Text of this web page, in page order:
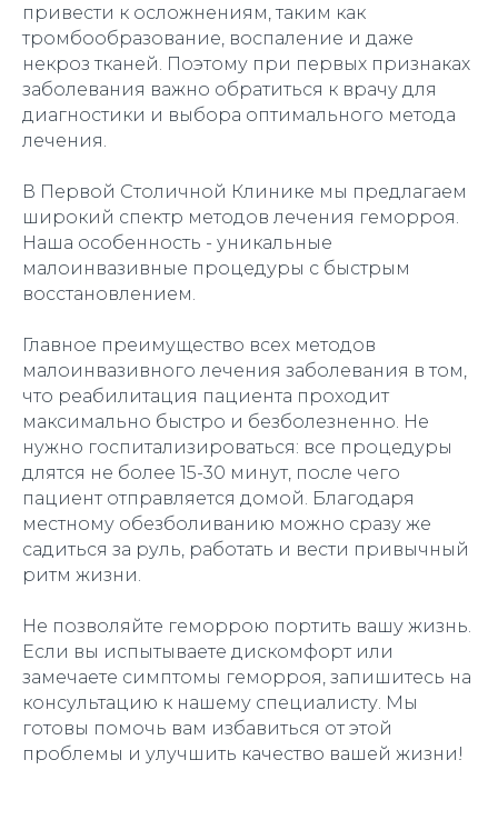
привести к осложнениям, таким как
тромбообразование, воспаление и даже
некроз тканей. Поэтому при первых признаках
заболевания важно обратиться к врачу для
диагностики и выбора оптимального метода
лечения.
В Первой Столичной Клинике мы предлагаем
широкий спектр методов лечения геморроя.
Наша особенность - уникальные
малоинвазивные процедуры с быстрым
восстановлением.
Главное преимущество всех методов
малоинвазивного лечения заболевания в том,
что реабилитация пациента проходит
максимально быстро и безболезненно. Не
нужно госпитализироваться: все процедуры
длятся не более 15-30 минут, после чего
пациент отправляется домой. Благодаря
местному обезболиванию можно сразу же
садиться за руль, работать и вести привычный
ритм жизни.
Не позволяйте геморрою портить вашу жизнь.
Если вы испытываете дискомфорт или
замечаете симптомы геморроя, запишитесь на
консультацию к нашему специалисту. Мы
готовы помочь вам избавиться от этой
проблемы и улучшить качество вашей жизни!